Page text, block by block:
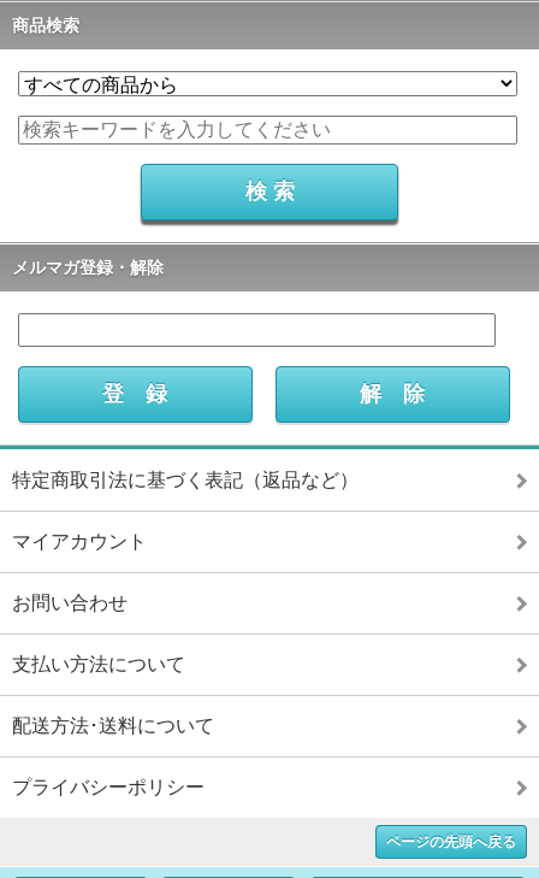
商品検索
メルマガ登録・解除
特定商取引法に基づく表記（返品など）
マイアカウント
お問い合わせ
支払い方法について
配送方法･送料について
プライバシーポリシー
ページの先頭へ戻る